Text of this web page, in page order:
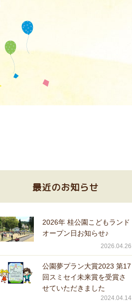
最近のお知らせ
2026年 桂公園こどもランド
オープン日お知らせ♪
2026.04.26
公園夢プラン大賞2023 第17
回スミセイ未来賞を受賞さ
せていただきました
2024.04.14